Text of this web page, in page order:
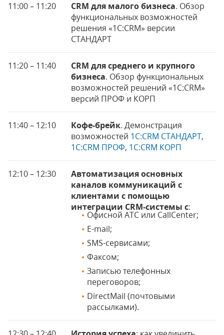
11:00 – 11:20 CRM для малого бизнеса. Обзор
функциональных возможностей
решения «1С:CRM» версии
СТАНДАРТ
11:20 – 11:40
CRM для среднего и крупного
бизнеса. Обзор функциональных
возможностей решений «1С:CRM»
версий ПРОФ и КОРП
11:40 – 12:10 Кофе-брейк. Демонстрация
возможностей 1С:CRM СТАНДАРТ,
1С:CRM ПРОФ, 1С:CRM КОРП
12:10 – 12:30
Автоматизация основных
каналов коммуникаций с
клиентами с помощью
интеграции CRM-системы с:
Офисной АТС или CallCenter;
E-mail;
SMS-сервисами;
Факсом;
Записью телефонных
переговоров;
DirectMail (почтовыми
рассылками).